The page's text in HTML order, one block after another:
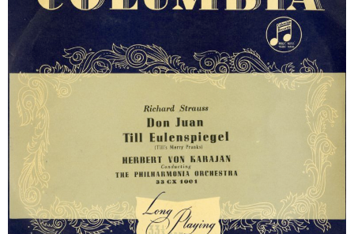
協奏曲
室内楽曲
器楽曲
声楽曲
合唱
オペラ
歌曲